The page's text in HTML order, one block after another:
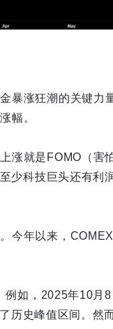
暴涨狂潮的关键力
幅。
涨就是FOMO（害
少科技巨头还有利
今年以来，
如，2025年10月
史峰值区间。然